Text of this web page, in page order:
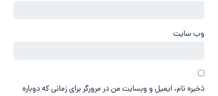
وب‌ سایت
ذخیره نام، ایمیل و وبسایت من در مرورگر برای زمانی که دوباره